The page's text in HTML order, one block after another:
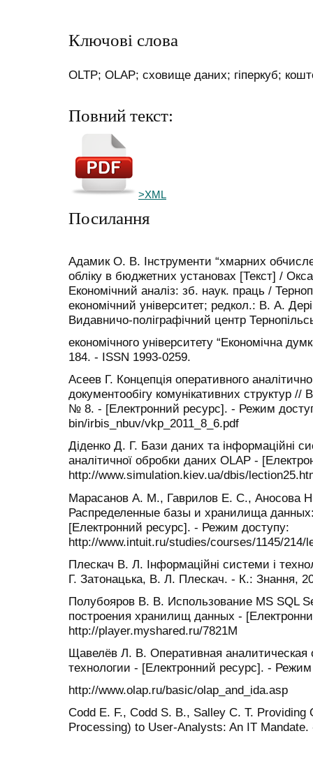
Ключові слова
OLTP; OLAP; сховище даних; гіперкуб;
Повний текст:
>XML
Посилання
Адамик О. В. Інструменти “хмарних
обліку в бюджетних установах [Текст] /
Економічний аналіз: зб. наук. праць /
економічний університет; редкол.: В. А.
Видавничо-поліграфічний центр
економічного університету “Економічна
184. - ISSN 1993-0259.
Асеев Г. Концепція оперативного
документообігу комунікативних структур //
№ 8. - [Електронний ресурс]. - Режим
bin/irbis_nbuv/vkp_2011_8_6.pdf
Діденко Д. Г. Бази даних та інформаційні
аналітичної обробки даних OLAP -
http://www.simulation.kiev.ua/dbis/
Марасанов А. М., Гаврилов Е. С., Аносова
Распределенные базы и хранилища
[Електронний ресурс]. - Режим доступу:
http://www.intuit.ru/studies/courses/1145/214/
Плескач В. Л. Інформаційні системи і
Г. Затонацька, В. Л. Плескач. - К.: Знання,
Полубояров В. В. Использование MS SQL
построения хранилищ данных -
http://player.myshared.ru/7821M
Щавелёв Л. В. Оперативная аналитическая
технологии - [Електронний ресурс]. -
http://www.olap.ru/basic/olap_and_ida.asp
Codd E. F., Codd S. B., Salley C. T. Providing
Processing) to User-Analysts: An IT